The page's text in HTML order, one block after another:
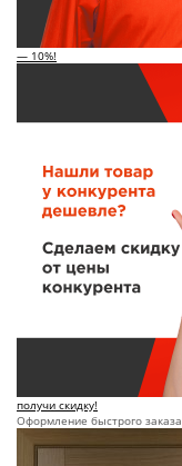
— 10%!
получи скидку!
Оформление быстрого заказа